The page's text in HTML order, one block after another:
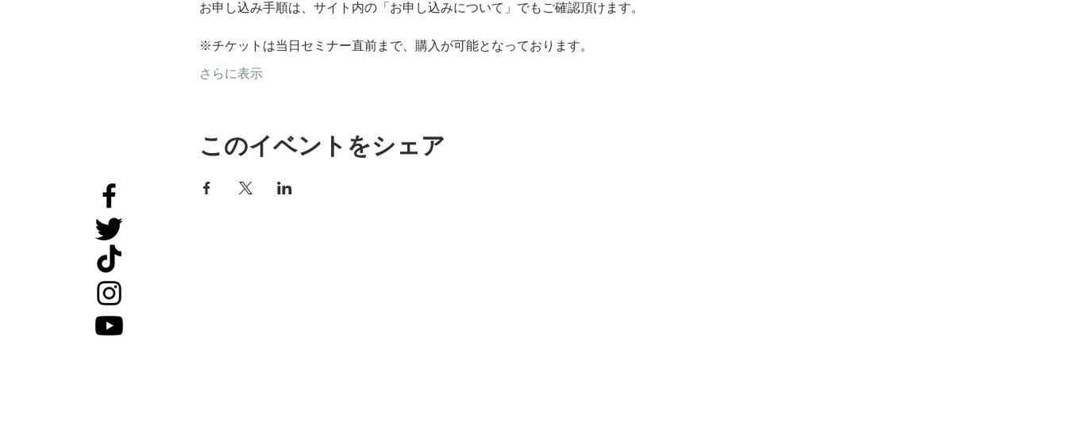
お申し込み手順は、サイト内の「お申し込みについて」でもご確認頂けます。
※チケットは当日セミナー直前まで、購入が可能となっております。
さらに表示
このイベントをシェア